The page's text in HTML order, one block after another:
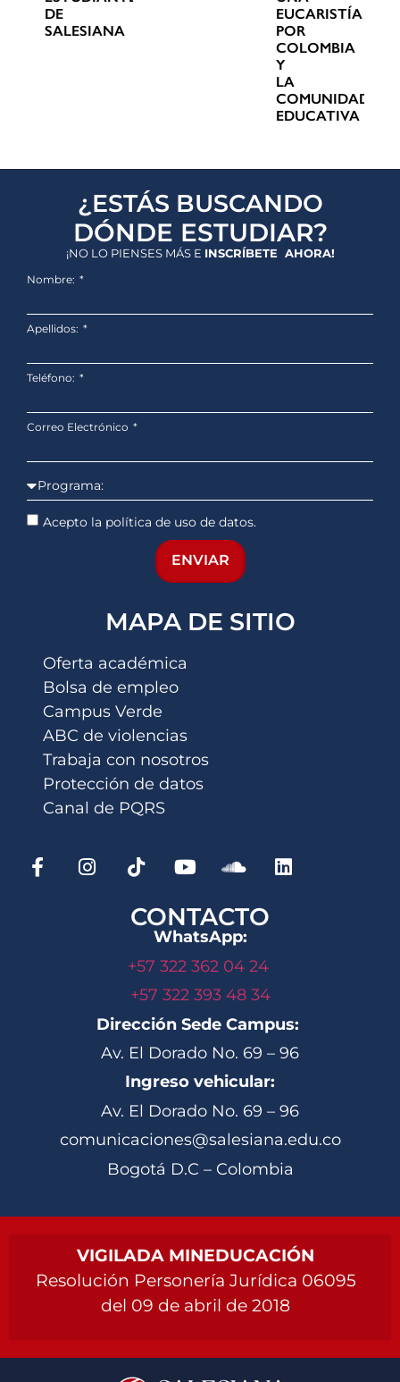
DE
SALESIANA
EUCARISTÍA
POR
COLOMBIA
Y
LA
COMUNIDAD
EDUCATIVA
¿ESTÁS BUSCANDO
DÓNDE ESTUDIAR?
¡NO LO PIENSES MÁS E INSCRÍBETE AHORA!
Nombre:
Apellidos:
Teléfono:
Correo Electrónico
Acepto la política de uso de datos.
ENVIAR
MAPA DE SITIO
Oferta académica
Bolsa de empleo
Campus Verde
ABC de violencias
Trabaja con nosotros
Protección de datos
Canal de PQRS
CONTACTO
WhatsApp:
+57 322 362 04 24
+57 322 393 48 34
Dirección Sede Campus:
Av. El Dorado No. 69 – 96
Ingreso vehicular:
Av. El Dorado No. 69 – 96
comunicaciones@salesiana.edu.co
Bogotá D.C – Colombia
VIGILADA MINEDUCACIÓN
Resolución Personería Jurídica 06095
del 09 de abril de 2018